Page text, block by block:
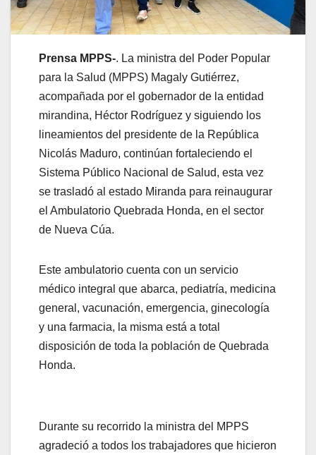
Prensa MPPS-. La ministra del Poder Popular
para la Salud (MPPS) Magaly Gutiérrez,
acompañada por el gobernador de la entidad
mirandina, Héctor Rodríguez y siguiendo los
lineamientos del presidente de la República
Nicolás Maduro, continúan fortaleciendo el
Sistema Público Nacional de Salud, esta vez
se trasladó al estado Miranda para reinaugurar
el Ambulatorio Quebrada Honda, en el sector
de Nueva Cúa.
Este ambulatorio cuenta con un servicio
médico integral que abarca, pediatría, medicina
general, vacunación, emergencia, ginecología
y una farmacia, la misma está a total
disposición de toda la población de Quebrada
Honda.
Durante su recorrido la ministra del MPPS
agradeció a todos los trabajadores que hicieron